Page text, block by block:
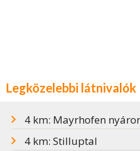
Legközelebbi látnivalók
4 km: Mayrhofen
4 km: Stilluptal